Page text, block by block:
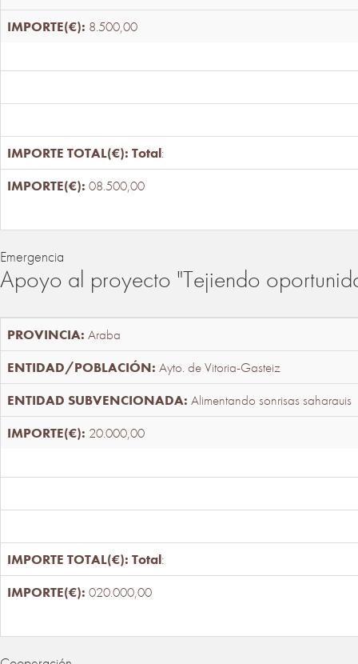
8.500,00
Total:
08.500,00
Emergencia
Apoyo al proyecto "Tejiendo
Araba
Ayto. de Vitoria-Gasteiz
Alimentando sonrisas saharauis
20.000,00
Total:
020.000,00